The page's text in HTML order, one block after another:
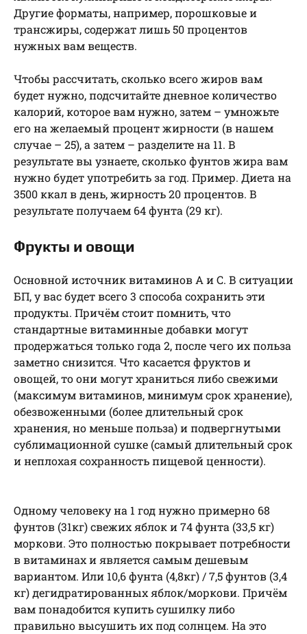
Другие форматы, например, порошковые и
трансжиры, содержат лишь 50 процентов
нужных вам веществ.
Чтобы рассчитать, сколько всего жиров вам
будет нужно, подсчитайте дневное количество
калорий, которое вам нужно, затем – умножьте
его на желаемый процент жирности (в нашем
случае – 25), а затем – разделите на 11. В
результате вы узнаете, сколько фунтов жира вам
нужно будет употребить за год. Пример. Диета на
3500 ккал в день, жирность 20 процентов. В
результате получаем 64 фунта (29 кг).
Фрукты и овощи
Основной источник витаминов А и С. В ситуации
БП, у вас будет всего 3 способа сохранить эти
продукты. Причём стоит помнить, что
стандартные витаминные добавки могут
продержаться только года 2, после чего их польза
заметно снизится. Что касается фруктов и
овощей, то они могут храниться либо свежими
(максимум витаминов, минимум срок хранение),
обезвоженными (более длительный срок
хранения, но меньше польза) и подвергнутыми
сублимационной сушке (самый длительный срок
и неплохая сохранность пищевой ценности).
Одному человеку на 1 год нужно примерно 68
фунтов (31кг) свежих яблок и 74 фунта (33,5 кг)
моркови. Это полностью покрывает потребности
в витаминах и является самым дешевым
вариантом. Или 10,6 фунта (4,8кг) / 7,5 фунтов (3,4
кг) дегидратированных яблок/моркови. Причём
вам понадобится купить сушилку либо
правильно высушить их под солнцем. На это